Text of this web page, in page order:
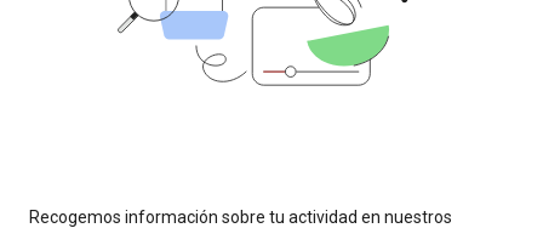
Recogemos información sobre tu actividad en nuestros